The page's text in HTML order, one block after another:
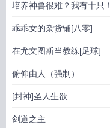
培养神兽很难？我有十只！
乖乖女的杂货铺[八零]
在尤文图斯当教练[足球]
俯仰由人（强制）
[封神]圣人生欲
剑道之主